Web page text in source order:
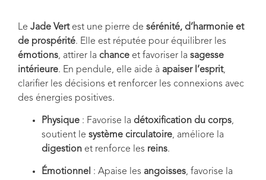
Le Jade Vertest une pierre de sérénité, d’harmonie et
de prospérité. Elle est réputée pour équilibrer les
émotions, attirer la chance et favoriser la sagesse
intérieure. En pendule, elle aide à apaiser l’esprit,
clarifier les décisions et renforcer les connexions avec
des énergies positives.
Physique : Favorise la détoxification du corps,
soutient le système circulatoire, améliore la
digestion et renforce les reins.
Émotionnel : Apaise les angoisses, favorise la